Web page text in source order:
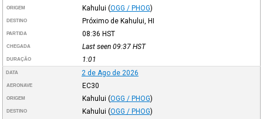
ORIGEM Kahului (OGG / PHOG)
DESTINO Próximo de Kahului, HI
PARTIDA 08:36 HST
CHEGADA Last seen 09:37 HST
DURAÇÃO 1:01
DATA 2 de Ago de 2026
AERONAVE EC30
ORIGEM Kahului (OGG / PHOG)
DESTINO Kahului (OGG / PHOG)